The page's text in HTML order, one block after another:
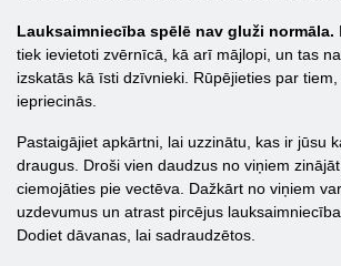
Lauksaimniecība spēlē nav gluži normāla.
tiek ievietoti zvērnīcā, kā arī mājlopi, un tas
izskatās kā īsti dzīvnieki. Rūpējieties par
iepriecinās.
Pastaigājiet apkārtni, lai uzzinātu, kas ir jūsu
draugus. Droši vien daudzus no viņiem
ciemojāties pie vectēva. Dažkārt no viņiem
uzdevumus un atrast pircējus
Dodiet dāvanas, lai sadraudzētos.